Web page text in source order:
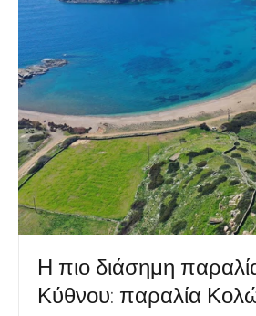
Η πιο διάσημη
Κύθνου: παραλία